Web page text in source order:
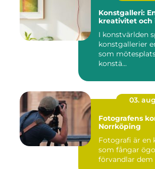
Konstgalleri:
kreativitet och
I konstvärlden
konstgallerier
som
konstä...
03. aug
Fotografens
Norrköping
Fotografi är en
som fångar
förvandlar dem